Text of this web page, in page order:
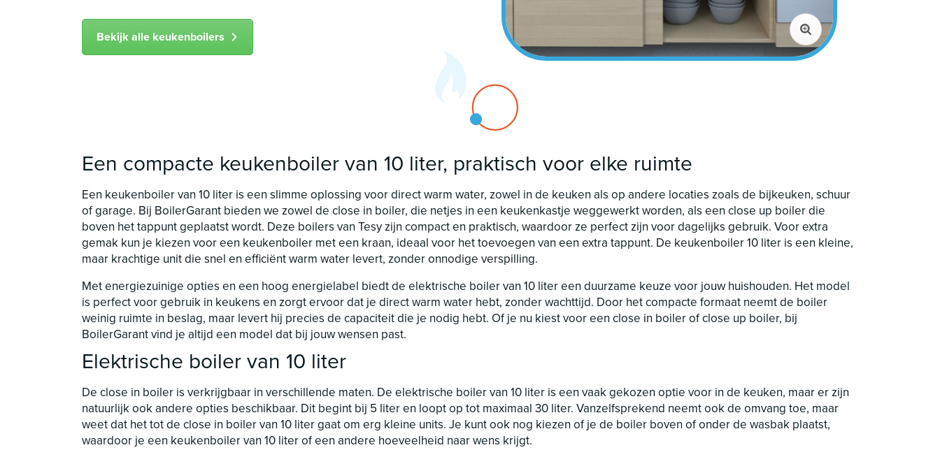
Bekijk alle keukenboilers
Een compacte keukenboiler van 10 liter, praktisch voor elke ruimte
Een keukenboiler van 10 liter is een slimme oplossing voor direct warm water, zowel in de keuken als op andere locaties zoals de bijkeuken, schuur
of garage. Bij BoilerGarant bieden we zowel de close in boiler, die netjes in een keukenkastje weggewerkt worden, als een close up boiler die
boven het tappunt geplaatst wordt. Deze boilers van Tesy zijn compact en praktisch, waardoor ze perfect zijn voor dagelijks gebruik. Voor extra
gemak kun je kiezen voor een keukenboiler met een kraan, ideaal voor het toevoegen van een extra tappunt. De keukenboiler 10 liter is een kleine,
maar krachtige unit die snel en efficiënt warm water levert, zonder onnodige verspilling.
Met energiezuinige opties en een hoog energielabel biedt de elektrische boiler van 10 liter een duurzame keuze voor jouw huishouden. Het model
is perfect voor gebruik in keukens en zorgt ervoor dat je direct warm water hebt, zonder wachttijd. Door het compacte formaat neemt de boiler
weinig ruimte in beslag, maar levert hij precies de capaciteit die je nodig hebt. Of je nu kiest voor een close in boiler of close up boiler, bij
BoilerGarant vind je altijd een model dat bij jouw wensen past.
Elektrische boiler van 10 liter
De close in boiler is verkrijgbaar in verschillende maten. De elektrische boiler van 10 liter is een vaak gekozen optie voor in de keuken, maar er zijn
natuurlijk ook andere opties beschikbaar. Dit begint bij 5 liter en loopt op tot maximaal 30 liter. Vanzelfsprekend neemt ook de omvang toe, maar
weet dat het tot de close in boiler van 10 liter gaat om erg kleine units. Je kunt ook nog kiezen of je de boiler boven of onder de wasbak plaatst,
waardoor je een keukenboiler van 10 liter of een andere hoeveelheid naar wens krijgt.